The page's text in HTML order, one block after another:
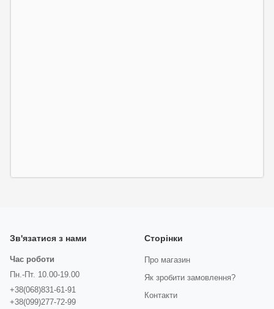
Зв'язатися з нами
Час роботи
Пн.-Пт. 10.00-19.00
+38(068)831-61-91
+38(099)277-72-99
Сторінки
Про магазин
Як зробити замовлення?
Контакти